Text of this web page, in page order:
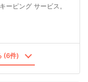
ーピング サービス。
(6件)